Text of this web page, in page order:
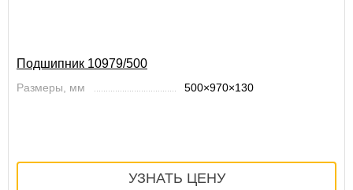
Подшипник 10979/500
Размеры, мм 500×970×130